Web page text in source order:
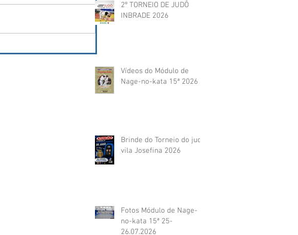
2º TORNEIO DE JUDÔ
INBRADE 2026
Vídeos do Módulo de
Nage-no-kata 15ª 2026
Brinde do Torneio do judô
vila Josefina 2026
Fotos Módulo de Nage-
no-kata 15ª 25-
26.07.2026